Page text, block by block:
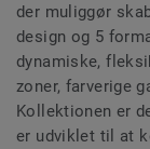
der muliggør
design og 5
dynamiske,
zoner, farverige
Kollektionen er
er udviklet til at